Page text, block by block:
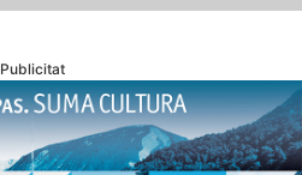
Publicitat